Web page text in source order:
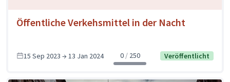
Öffentliche Verkehsmittel in der Nacht
15 Sep 2023 → 13 Jan 2024 0 250 Veröffentlicht